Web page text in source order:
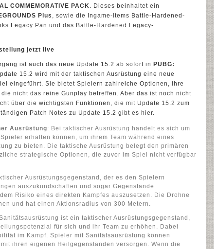
COMMEMORATIVE PACK. Dieses beinhaltet ein
Plus , sowie die Ingame-Items Battle-Hardened-
Legacy Pan und das Battle-Hardened Legacy-
jetzt live
ist auch das neue Update 15.2 ab sofort in PUBG:
15.2 wird mit der taktischen Ausrüstung eine neue
eingeführt. Sie bietet Spielern zahlreiche Optionen, ihre
nicht das reine Gunplay betreffen. Aber das ist noch nicht
über die wichtigsten Funktionen, die mit Update 15.2 zum
Patch Notes zu Update 15.2 gibt es hier.
Ausrüstung: Bei taktischer Ausrüstung handelt es sich um
erhalten können, um ihrem Team während eines
zu bieten. Die taktische Ausrüstung belegt den primären
strategische Optionen, die zuvor im Spiel nicht verfügbar
Ausrüstungsgegenstand, der es den Spielern
auszukundschaften und sogar Gegenstände
Risiko eines direkten Kampfes auszusetzen. Die Drohne
und hat einen Aktionsradius von 300 Metern.
ist ein taktischer Ausrüstungsgegenstand,
für sich und ihr Team zu erhöhen. Dabei
im Kampf. Spieler mit Sanitätsausrüstung können
ihren eigenen Heilgegenständen versorgen. Wenn die